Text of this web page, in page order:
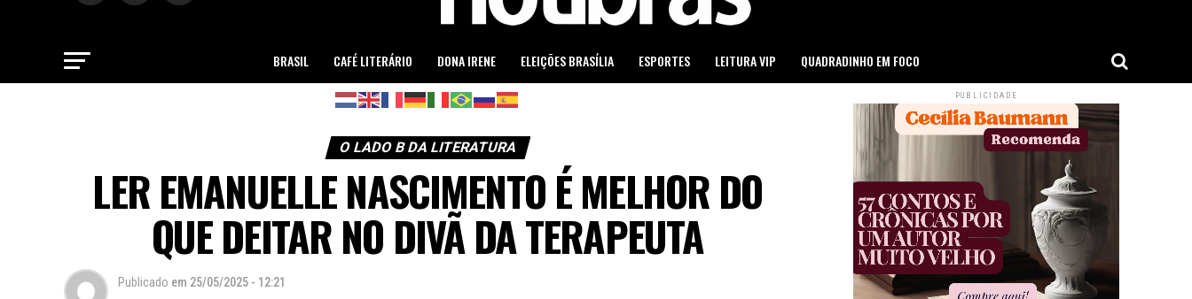
BRASIL CAFÉ LITERÁRIO DONA IRENE ELEIÇÕES BRASÍLIA ESPORTES LEITURA VIP QUADRADINHO EM FOCO
O LADO B DA LITERATURA
LER EMANUELLE NASCIMENTO É MELHOR DO
QUE DEITAR NO DIVÃ DA TERAPEUTA
Publicado em 25/05/2025 - 12:21
PUBLICIDADE